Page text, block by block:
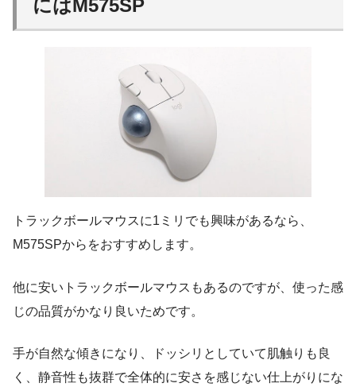
にはM575SP
トラックボールマウスに1ミリでも興味があるなら、
M575SPからをおすすめします。
他に安いトラックボールマウスもあるのですが、使った感
じの品質がかなり良いためです。
手が自然な傾きになり、ドッシリとしていて肌触りも良
く、静音性も抜群で全体的に安さを感じない仕上がりにな